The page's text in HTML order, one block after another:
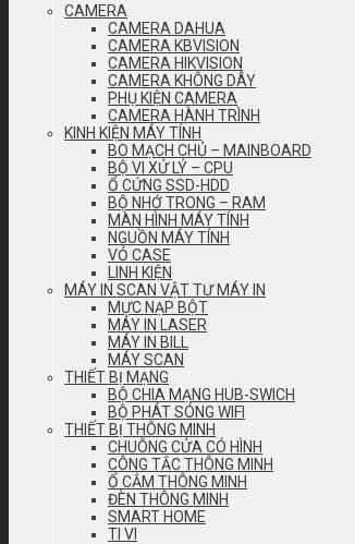
CAMERA
CAMERA DAHUA
CAMERA KBVISION
CAMERA HIKVISION
CAMERA KHÔNG DÂY
PHỤ KIỆN CAMERA
CAMERA HÀNH TRÌNH
KINH KIỆN MÁY TÍNH
BO MẠCH CHỦ – MAINBOARD
BỘ VI XỬ LÝ – CPU
Ổ CỨNG SSD-HDD
BỘ NHỚ TRONG – RAM
MÀN HÌNH MÁY TÍNH
NGUỒN MÁY TÍNH
VỎ CASE
LINH KIỆN
MÁY IN SCAN VẬT TƯ MÁY IN
MỰC NẠP BỘT
MÁY IN LASER
MÁY IN BILL
MÁY SCAN
THIẾT BỊ MẠNG
BỘ CHIA MẠNG HUB-SWICH
BỘ PHÁT SÓNG WIFI
THIẾT BỊ THÔNG MINH
CHUÔNG CỬA CÓ HÌNH
CÔNG TẮC THÔNG MINH
Ổ CẮM THÔNG MINH
ĐÈN THÔNG MINH
SMART HOME
TI VI